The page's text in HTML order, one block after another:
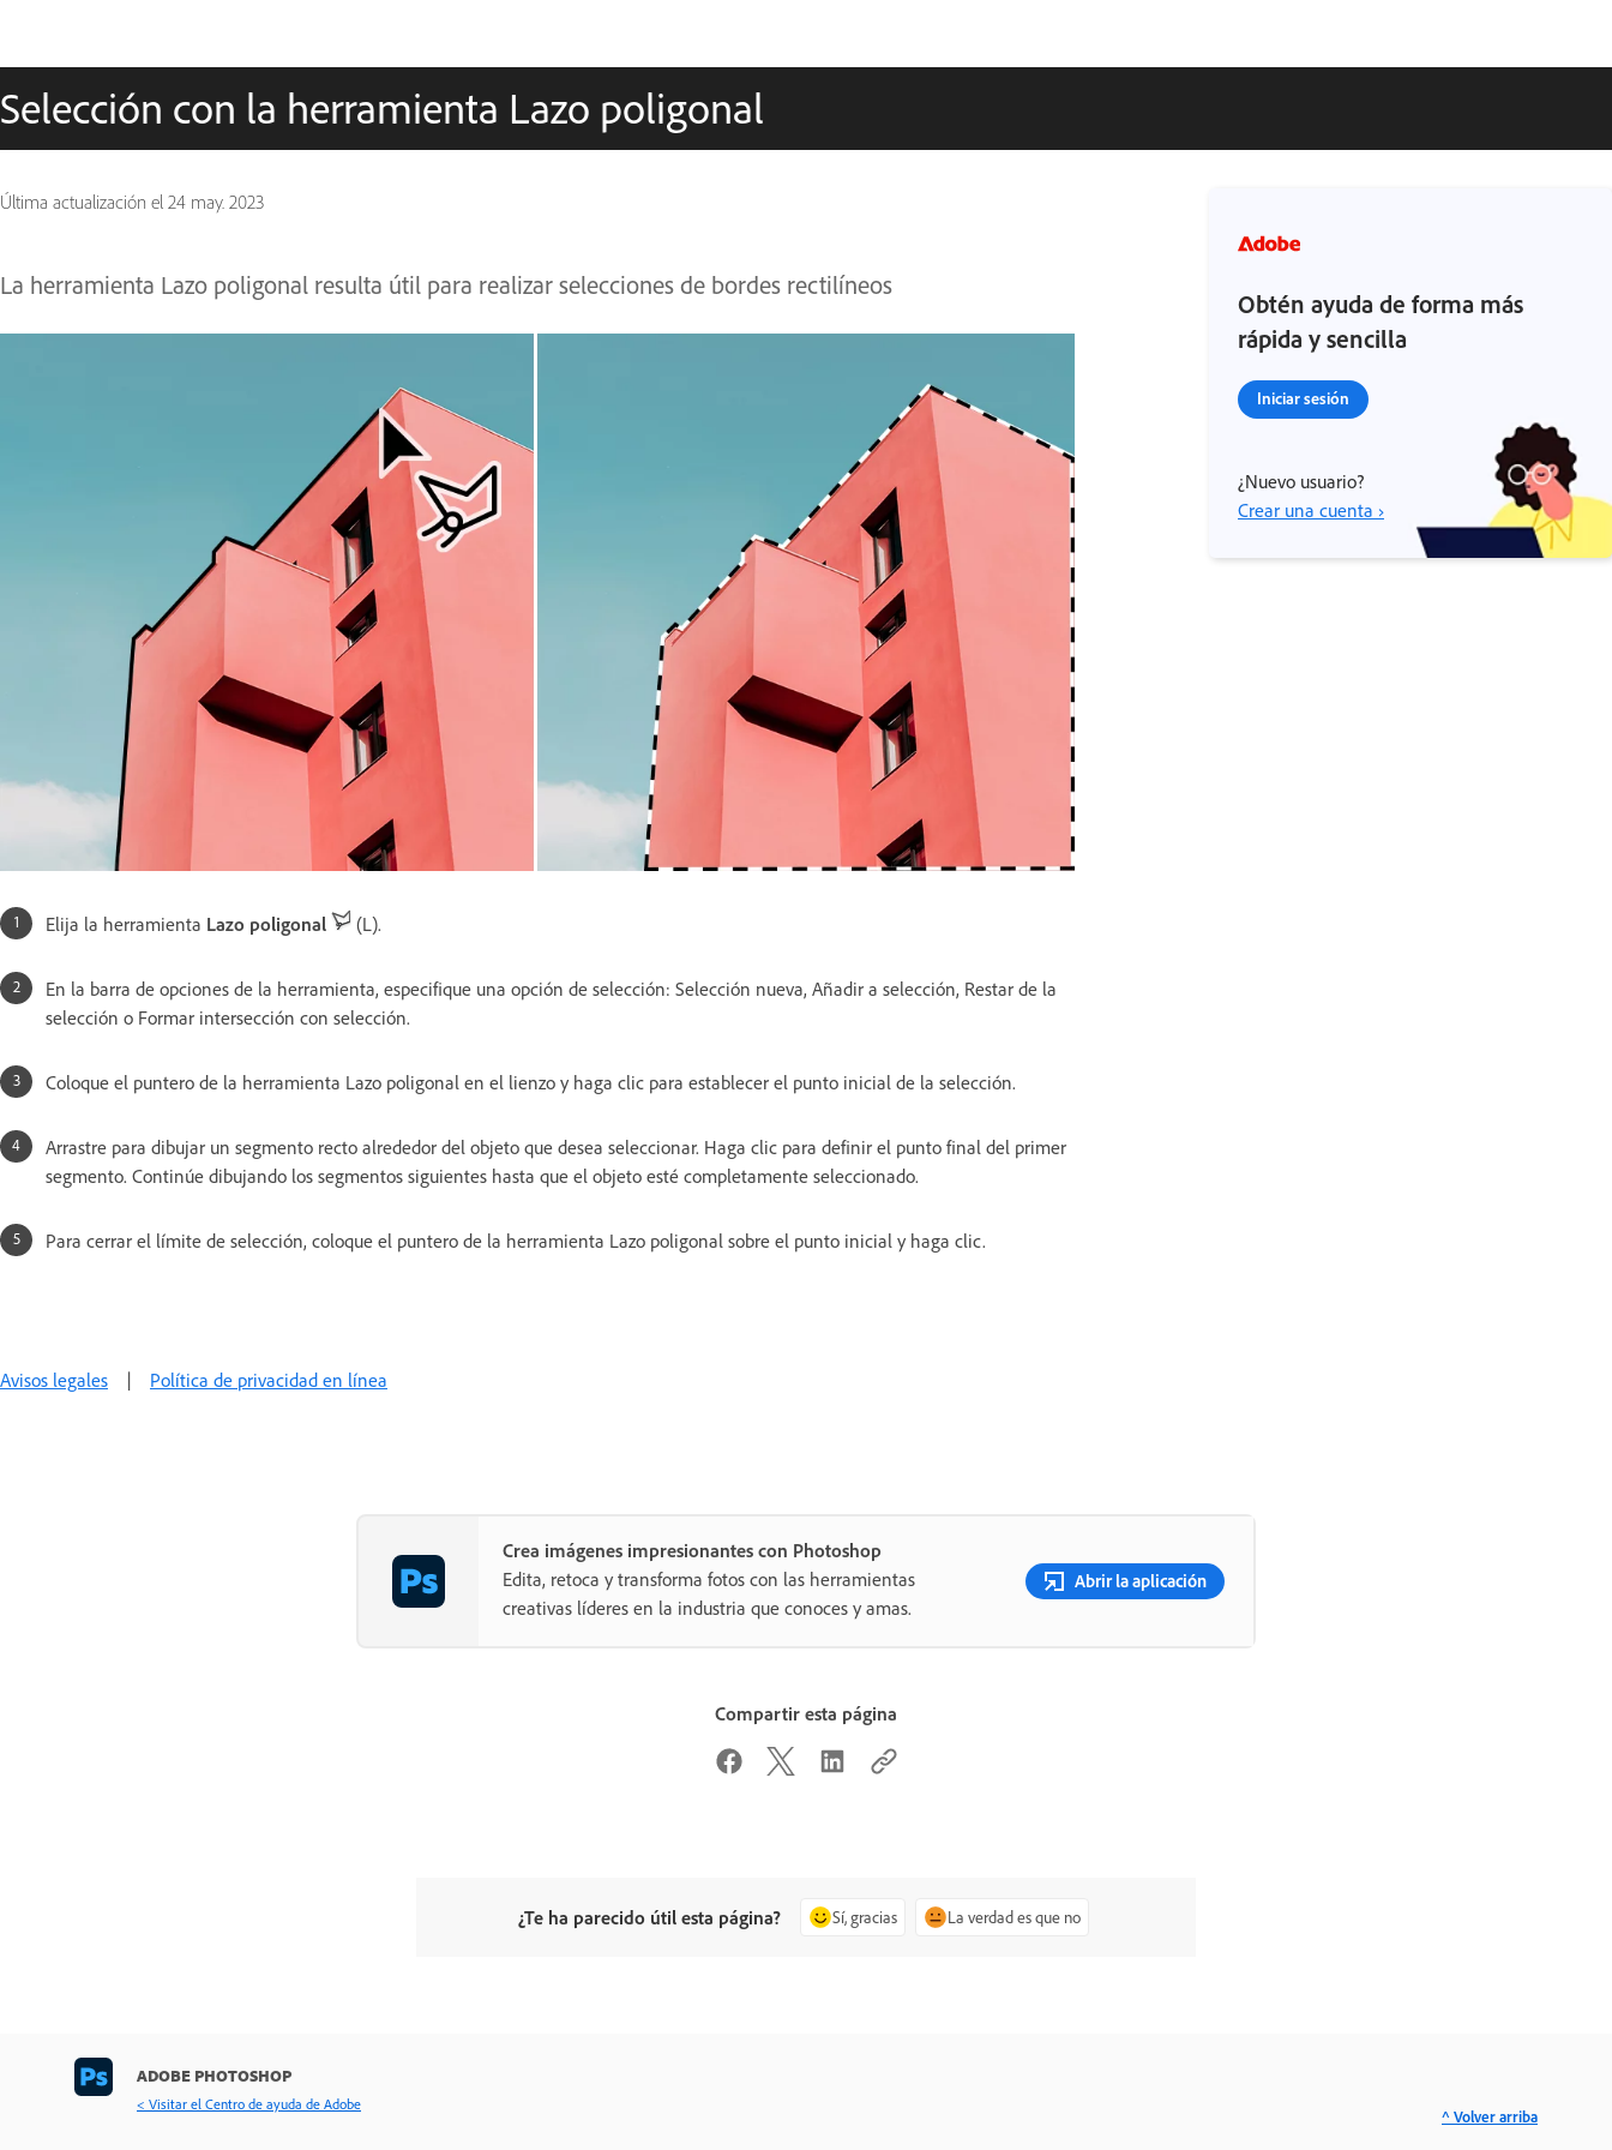
Selección con la herramienta Lazo poligonal
Última actualización el 24 may. 2023
La herramienta Lazo poligonal resulta útil para realizar selecciones de bordes rectilíneos
Elija la herramienta Lazo poligonal (L).
En la barra de opciones de la herramienta, especifique una opción de selección: Selección nueva, Añadir a selección, Restar de la
selección o Formar intersección con selección.
Coloque el puntero de la herramienta Lazo poligonal en el lienzo y haga clic para establecer el punto inicial de la selección.
Arrastre para dibujar un segmento recto alrededor del objeto que desea seleccionar. Haga clic para definir el punto final del primer
segmento. Continúe dibujando los segmentos siguientes hasta que el objeto esté completamente seleccionado.
Para cerrar el límite de selección, coloque el puntero de la herramienta Lazo poligonal sobre el punto inicial y haga clic.
Obtén ayuda de forma más
rápida y sencilla
Iniciar sesión
¿Nuevo usuario?
Crear una cuenta ›
Avisos legales | Política de privacidad en línea
Crea imágenes impresionantes con Photoshop
Edita, retoca y transforma fotos con las herramientas
creativas líderes en la industria que conoces y amas.
Abrir la aplicación
Compartir esta página
¿Te ha parecido útil esta página? Sí, gracias La verdad es que no
ADOBE PHOTOSHOP
< Visitar el Centro de ayuda de Adobe
^ Volver arriba